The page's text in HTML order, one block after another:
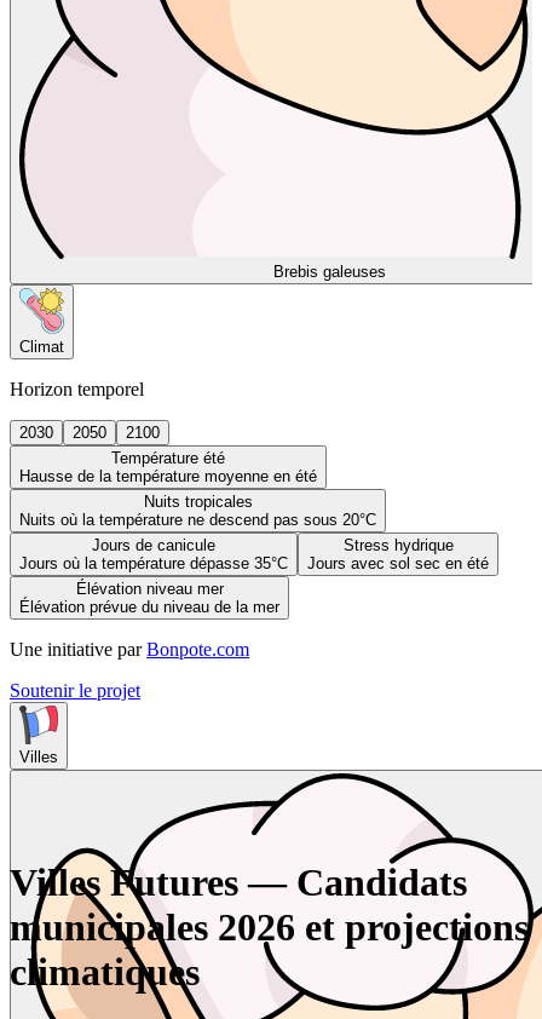
Brebis galeuses
Climat
Horizon temporel
2030 2050
2100
Température été
Hausse de la température moyenne en été
Nuits tropicales
Nuits où la température ne descend pas sous 20°C
Jours de canicule
Jours où la température dépasse 35°C
Stress hydrique
Jours avec sol sec en été
Élévation niveau mer
Élévation prévue du niveau de la mer
Une initiative par Bonpote.com
Soutenir le projet
Villes
Villes Futures — Candidats
municipales 2026 et projections
climatiques